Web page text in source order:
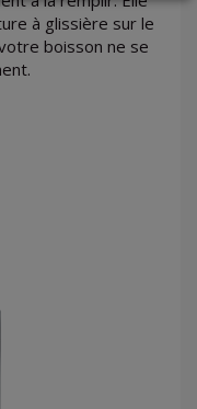
à glissière sur le
boisson ne se